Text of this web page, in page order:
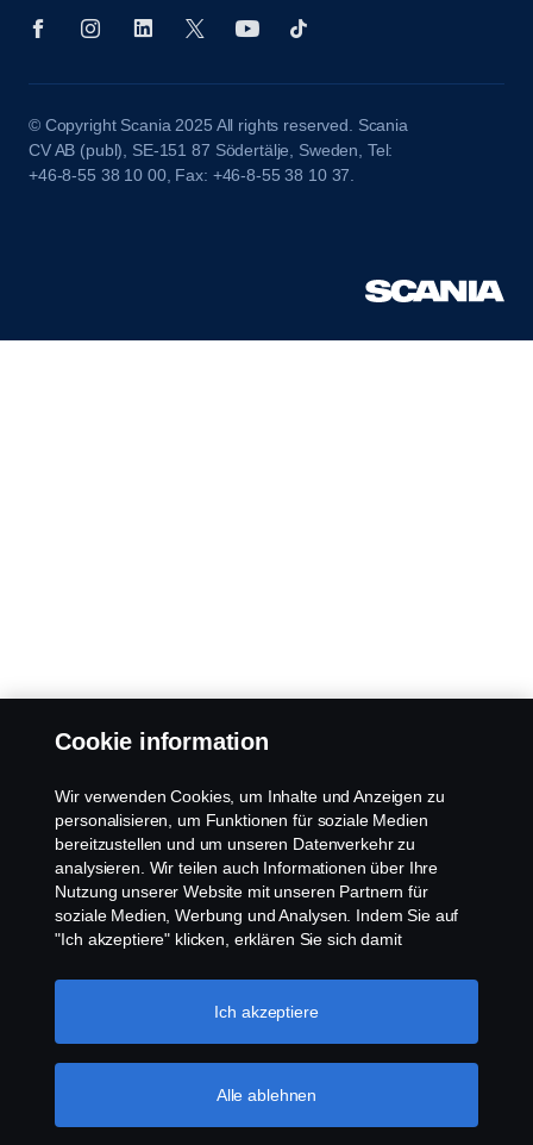
© Copyright Scania 2025 All rights reserved. Scania
CV AB (publ), SE-151 87 Södertälje, Sweden, Tel:
+46-8-55 38 10 00, Fax: +46-8-55 38 10 37.
Cookie information
Wir verwenden Cookies, um Inhalte und Anzeigen zu
personalisieren, um Funktionen für soziale Medien
bereitzustellen und um unseren Datenverkehr zu
analysieren. Wir teilen auch Informationen über Ihre
Nutzung unserer Website mit unseren Partnern für
soziale Medien, Werbung und Analysen. Indem Sie auf
"Ich akzeptiere" klicken, erklären Sie sich damit
Informationen weitergegeben werden. Sie können Ihre
Cookies auch verwalten, indem Sie auf die "Cookie-
bitte unseren Abschnitt über Cookies, den Sie durch
Klicken auf den Link unter diesem Text finden
Alle ablehnen
Ich akzeptiere